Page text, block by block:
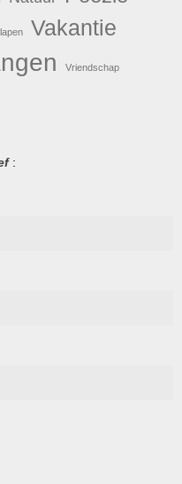
Vakantie
Vriendschap
: